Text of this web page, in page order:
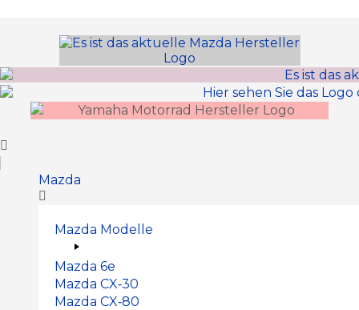
Mazda
Mazda Modelle
Mazda 6e
Mazda CX‑30
Mazda CX‑80